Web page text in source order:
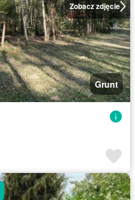
Zobacz zdjęcie
Grunt